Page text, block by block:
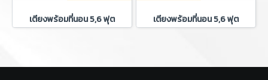
เตียงพร้อมที่นอน 5,6 ฟุต เตียงพร้อมที่นอน 5,6 ฟุต